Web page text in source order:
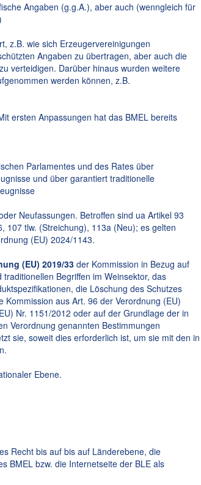
Angaben (g.g.A.), aber auch (wenngleich für
z.B. wie sich Erzeugervereinigungen
Angaben zu übertragen, aber auch die
verteidigen. Darüber hinaus wurden weitere
werden können, z.B.
ersten Anpassungen hat das BMEL bereits
Parlamentes und des Rates über
und über garantiert traditionelle
Neufassungen. Betroffen sind ua Artikel 93
107 tlw. (Streichung), 113a (Neu); es gelten
(EU) 2024/1143.
(EU) 2019/33 der Kommission in Bezug auf
Begriffen im Weinsektor, das
die Löschung des Schutzes
aus Art. 96 der Verordnung (EU)
Nr. 1151/2012 oder auf der Grundlage der in
Verordnung genannten Bestimmungen
sie, soweit dies erforderlich ist, um sie mit den in
Ebene.
Recht bis auf bis auf Länderebene, die
BMEL bzw. die Internetseite der BLE als